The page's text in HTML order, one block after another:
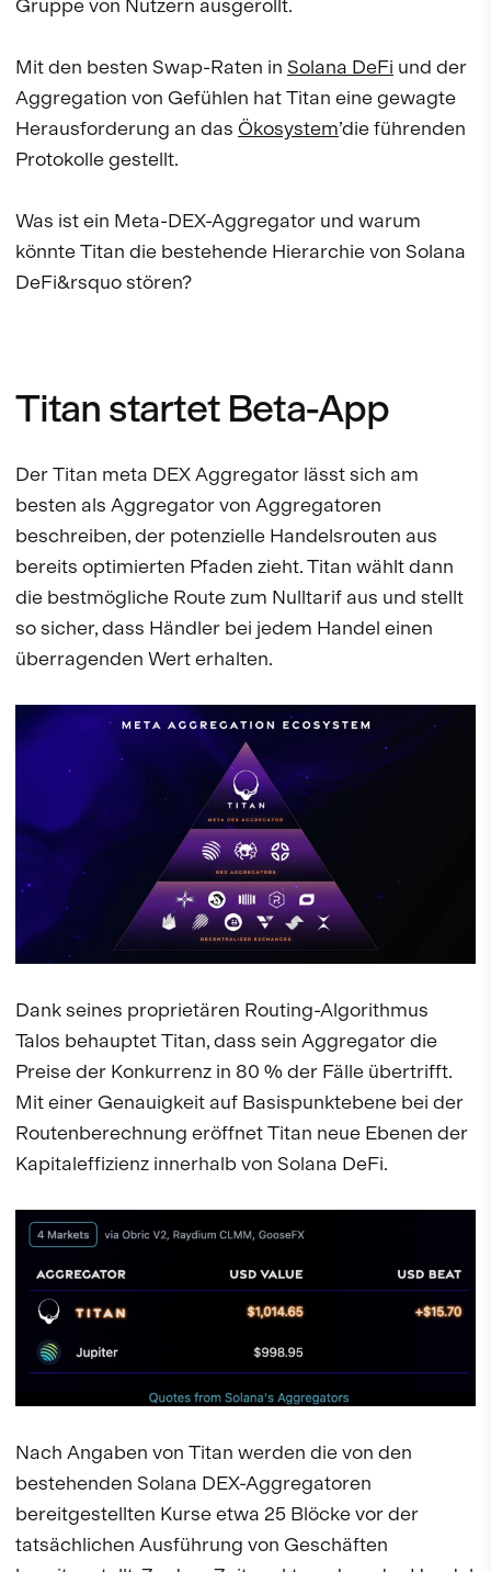
Gruppe von Nutzern ausgerollt.
Mit den besten Swap-Raten in Solana DeFi und der
Aggregation von Gefühlen hat Titan eine gewagte
Herausforderung an das Ökosystem’die führenden
Protokolle gestellt.
Was ist ein Meta-DEX-Aggregator und warum
könnte Titan die bestehende Hierarchie von Solana
DeFi&rsquo stören?
Titan startet Beta-App
Der Titan meta DEX Aggregator lässt sich am
besten als Aggregator von Aggregatoren
beschreiben, der potenzielle Handelsrouten aus
bereits optimierten Pfaden zieht. Titan wählt dann
die bestmögliche Route zum Nulltarif aus und stellt
so sicher, dass Händler bei jedem Handel einen
überragenden Wert erhalten.
Dank seines proprietären Routing-Algorithmus
Talos behauptet Titan, dass sein Aggregator die
Preise der Konkurrenz in 80 % der Fälle übertrifft.
Mit einer Genauigkeit auf Basispunktebene bei der
Routenberechnung eröffnet Titan neue Ebenen der
Kapitaleffizienz innerhalb von Solana DeFi.
Nach Angaben von Titan werden die von den
bestehenden Solana DEX-Aggregatoren
bereitgestellten Kurse etwa 25 Blöcke vor der
tatsächlichen Ausführung von Geschäften